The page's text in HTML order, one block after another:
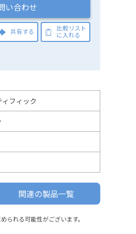
い合わせ
共有する
比較リスト
に入れる
フィック
関連の製品一覧
られる可能性がございます。